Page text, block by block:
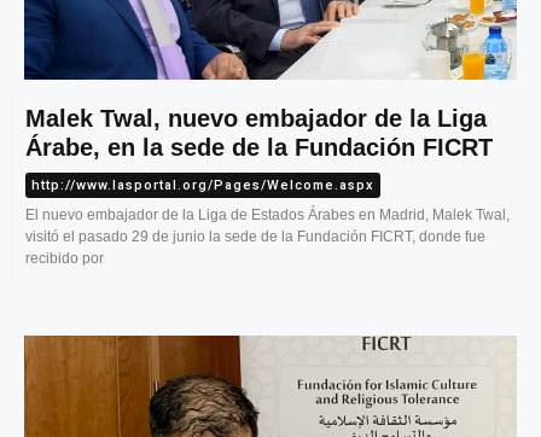
Malek Twal, nuevo embajador de la Liga
Árabe, en la sede de la Fundación FICRT
http://www.lasportal.org/Pages/Welcome.aspx
El nuevo embajador de la Liga de Estados Árabes en Madrid, Malek Twal,
visitó el pasado 29 de junio la sede de la Fundación FICRT, donde fue
recibido por